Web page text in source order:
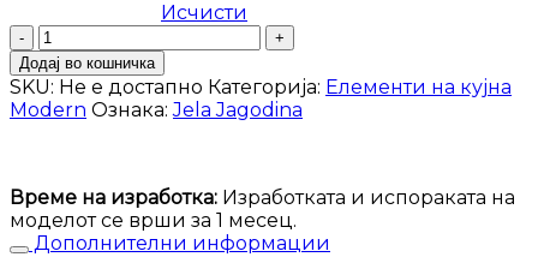
Исчисти
Комбиниран
елемент
Modern
K14-
Додај во кошничка
SKU: Не е достапно Категорија: Елементи на кујна
Modern Ознака:Jela Jagodina
Време на изработка: Изработката и испораката на
моделот се врши за 1 месец.
Дополнителни информации